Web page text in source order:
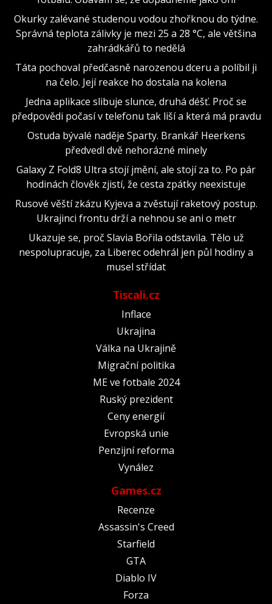
Okurky zalévané studenou vodou zhořknou do týdne.
Správná teplota zálivky je mezi 25 a 28 °C, ale většina
zahrádkářů to nedělá
Táta pochoval předčasně narozenou dceru a políbil ji
na čelo. Její reakce ho dostala na kolena
Jedna aplikace slibuje slunce, druhá déšť. Proč se
předpovědi počasí v telefonu tak liší a která má pravdu
Ostuda bývalé naděje Sparty. Brankář Heerkens
předvedl dvě nehorázné minely
Galaxy Z Fold8 Ultra stojí jmění, ale stojí za to. Po pár
hodinách člověk zjistí, že cesta zpátky neexistuje
Rusové věští zkázu Kyjeva a zvěstují raketový postup.
Ukrajinci frontu drží a nehnou se ani o metr
Ukazuje se, proč Slavia Bořila odstavila. Tělo už
nespolupracuje, za Liberec odehrál jen půl hodiny a
musel střídat
Tiscali.cz
Inflace
Ukrajina
Válka na Ukrajině
Migrační politika
ME ve fotbale 2024
Ruský prezident
Ceny energií
Evropská unie
Penzijní reforma
Vynález
Games.cz
Recenze
Assassin's Creed
Starfield
GTA
Diablo IV
Forza